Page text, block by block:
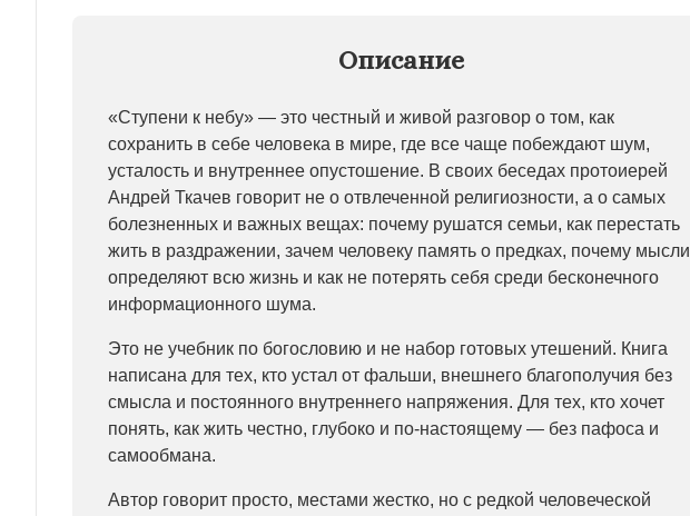
Описание
«Ступени к небу» — это честный и живой разговор о том, как
сохранить в себе человека в мире, где все чаще побеждают шум,
усталость и внутреннее опустошение. В своих беседах протоиерей
Андрей Ткачев говорит не о отвлеченной религиозности, а о самых
болезненных и важных вещах: почему рушатся семьи, как перестать
жить в раздражении, зачем человеку память о предках, почему мысли
определяют всю жизнь и как не потерять себя среди бесконечного
информационного шума.
Это не учебник по богословию и не набор готовых утешений. Книга
написана для тех, кто устал от фальши, внешнего благополучия без
смысла и постоянного внутреннего напряжения. Для тех, кто хочет
понять, как жить честно, глубоко и по-настоящему — без пафоса и
самообмана.
Автор говорит просто, местами жестко, но с редкой человеческой